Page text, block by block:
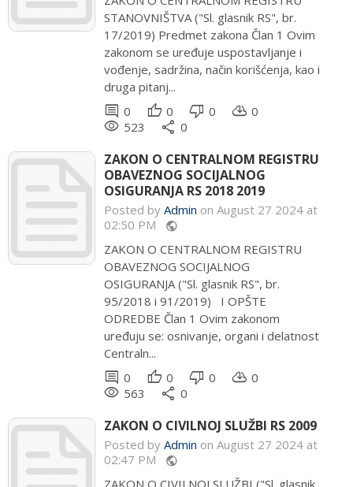
STANOVNIŠTVA ("Sl. glasnik RS", br.
17/2019) Predmet zakona Član 1 Ovim
zakonom se uređuje uspostavljanje i
vođenje, sadržina, način korišćenja, kao i
druga pitanj...
comment 0 thumb_up 0 thumb_down 0 cloud_download 0
remove_red_eye 523 share 0
ZAKON O CENTRALNOM REGISTRU
OBAVEZNOG SOCIJALNOG
OSIGURANJA RS 2018 2019
Posted by Admin on August 27 2024 at
02:50 PM public
ZAKON O CENTRALNOM REGISTRU
OBAVEZNOG SOCIJALNOG
OSIGURANJA ("Sl. glasnik RS", br.
95/2018 i 91/2019) I OPŠTE
ODREDBE Član 1 Ovim zakonom
uređuju se: osnivanje, organi i delatnost
Centraln...
comment 0 thumb_up 0 thumb_down 0 cloud_download 0
remove_red_eye 563 share 0
ZAKON O CIVILNOJ SLUŽBI RS 2009
Posted by Admin on August 27 2024 at
02:47 PM public
ZAKON O CIVILNOJ SLUŽBI ("Sl. glasnik